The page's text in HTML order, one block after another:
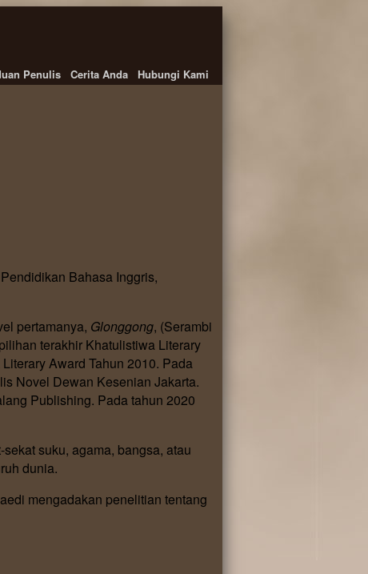
Penulis Cerita Anda Hubungi Kami
Bahasa Inggris,
pertamanya, Glonggong, (Serambi
terakhir Khatulistiwa Literary
Award Tahun 2010. Pada
Novel Dewan Kesenian Jakarta.
Publishing. Pada tahun 2020
suku, agama, bangsa, atau
dunia.
mengadakan penelitian tentang